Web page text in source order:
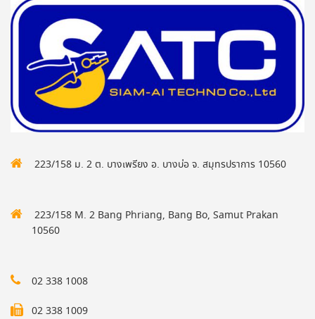
223/158 ม. 2 ต. บางเพรียง อ. บางบ่อ จ. สมุทรปราการ 10560
223/158 M. 2 Bang Phriang, Bang Bo, Samut Prakan
10560
02 338 1008
02 338 1009